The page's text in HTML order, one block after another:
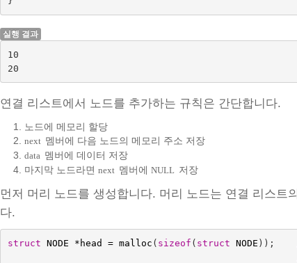
실행 결과
10
연결 리스트에서 노드를 추가하는 규칙은 간단합니다.
노드에 메모리 할당
next 멤버에 다음 노드의 메모리 주소 저장
data 멤버에 데이터 저장
마지막 노드라면next 멤버에NULL 저장
먼저 머리 노드를 생성합니다. 머리 노드는 연결 리스트
다.
struct NODE * head = malloc ( sizeof ( struct NODE ));